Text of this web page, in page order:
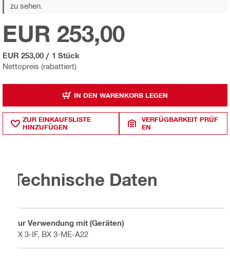
zu sehen.
Nettopreis (rabattiert)
EUR 253,00
EUR 253,00 / 1 Stück
IN DEN WARENKORB LEGEN
ZUR EINKAUFSLISTE
HINZUFÜGEN
VERFÜGBARKEIT PRÜF
EN
Technische Daten
Zur Verwendung mit (Geräten)
BX 3-IF, BX 3-ME-A22